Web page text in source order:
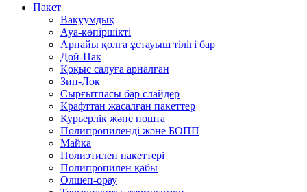
Пакет
Вакуумдық
Ауа-көпіршікті
Арнайы қолға ұстауыш тілігі бар
Дой-Пак
Қоқыс салуға арналған
Зип-Лок
Сырғытпасы бар слайдер
Крафттан жасалған пакеттер
Курьерлік және пошта
Полипропиленді және БОПП
Майка
Полиэтилен пакеттері
Полипропилен қабы
Өлшеп-орау